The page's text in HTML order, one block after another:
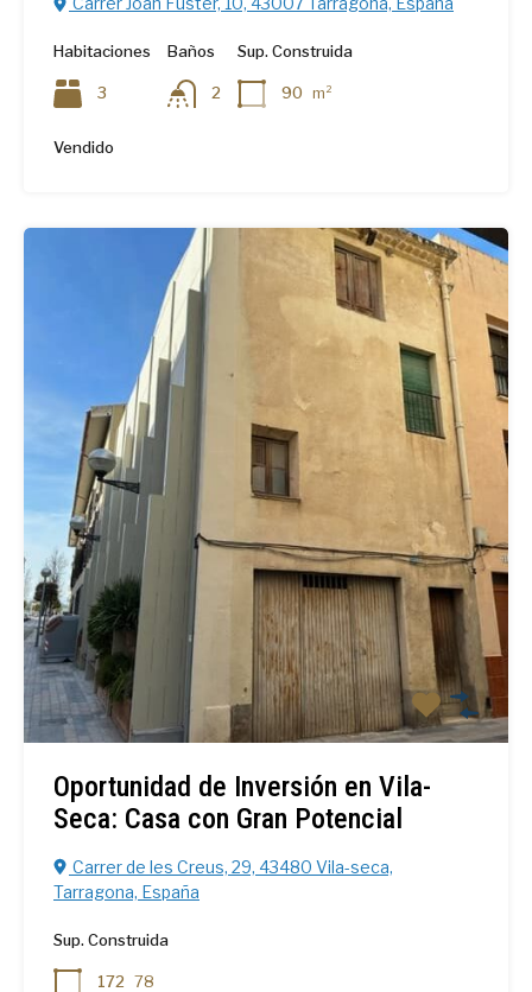
Habitaciones
3
Baños
2
Sup. Construida
90 m²
Vendido
Oportunidad de Inversión en Vila-
Seca: Casa con Gran Potencial
Carrer de les Creus, 29, 43480 Vila-seca,
Tarragona, España
Sup. Construida
172 78